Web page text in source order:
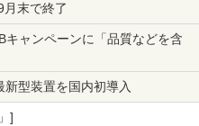
末で終了
ャンペーンに「品質などを含
型装置を国内初導入
]